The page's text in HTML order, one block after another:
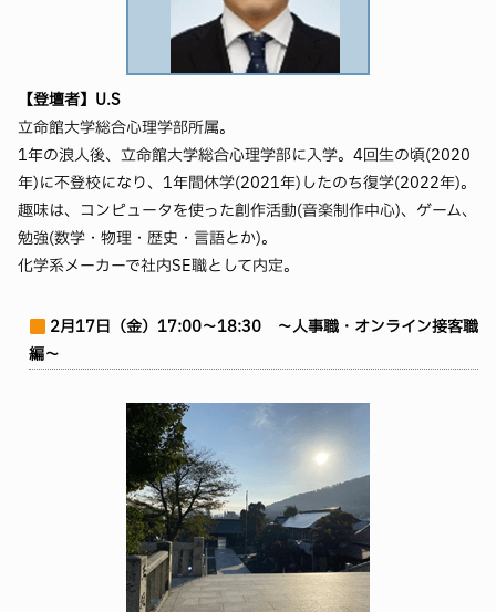
【登壇者】U.S
立命館大学総合心理学部所属。
1年の浪人後、立命館大学総合心理学部に入学。4回生の頃(2020
年)に不登校になり、1年間休学(2021年)したのち復学(2022年)。
趣味は、コンピュータを使った創作活動(音楽制作中心)、ゲーム、
勉強(数学・物理・歴史・言語とか)。
化学系メーカーで社内SE職として内定。
2月17日（金）17:00～18:30 ～人事職・オンライン接客職
編～